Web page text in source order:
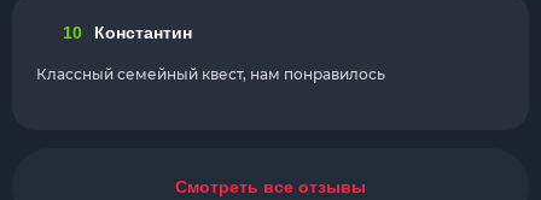
10 Константин
Классный семейный квест, нам понравилось
Смотреть все отзывы